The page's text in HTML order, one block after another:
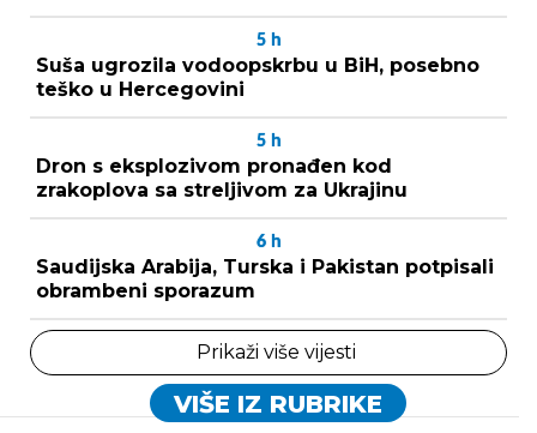
5 h
Suša ugrozila vodoopskrbu u BiH, posebno
teško u Hercegovini
5 h
Dron s eksplozivom pronađen kod
zrakoplova sa streljivom za Ukrajinu
6 h
Saudijska Arabija, Turska i Pakistan potpisali
obrambeni sporazum
Prikaži više vijesti
VIŠE IZ RUBRIKE